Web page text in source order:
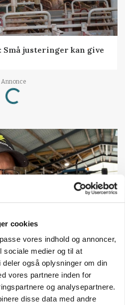
cookies
vores indhold og annoncer,
sociale medier og til at
også oplysninger om din
vores partnere inden for
og analysepartnere.
disse data med andre
Små justeringer kan give
Annonce
Loading...
og
mod ny
Annonce